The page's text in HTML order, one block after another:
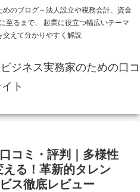
のブログ～法人設立や税務会計、資金
至るまで、 起業に役立つ幅広いテーマ
交えて分かりやすく解説
ジネス実務家のための口コ
ト
コミ・評判｜多様性
る！革新的タレン
ス徹底レビュー